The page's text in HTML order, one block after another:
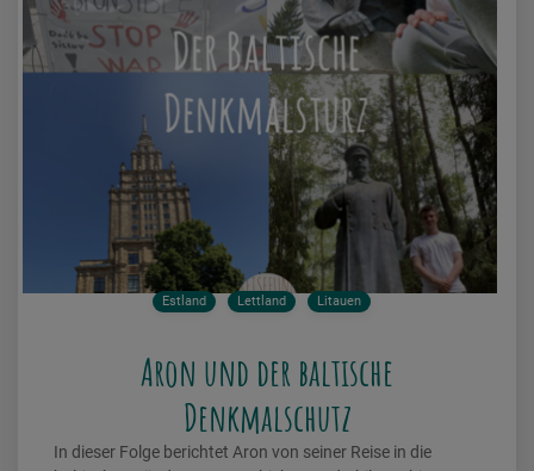
Estland Lettland Litauen
Aron und der baltische
Denkmalschutz
In dieser Folge berichtet Aron von seiner Reise in die